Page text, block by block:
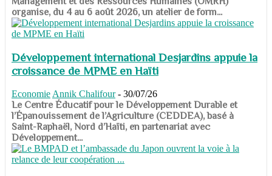
organise, du 4 au 6 août 2026, un atelier de form...
Développement international Desjardins appuie la
croissance de MPME en Haïti
Economie Annik Chalifour - 30/07/26
​​​​​​​Le Centre Éducatif pour le Développement Durable et
l’Épanouissement de l’Agriculture (CEDDEA), basé à
Saint-Raphaël, Nord d’Haïti, en partenariat avec
Développement...